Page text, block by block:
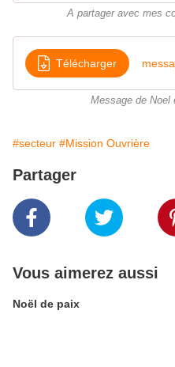
A partager avec mes
Télécharger
Message de Noel
#secteur #Mission Ouvrière
Partager
Vous aimerez aussi
Noël de paix